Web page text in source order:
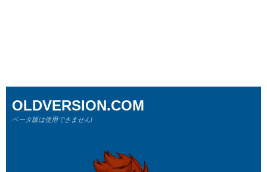
OLDVERSION.COM
ベータ版は使用できません!